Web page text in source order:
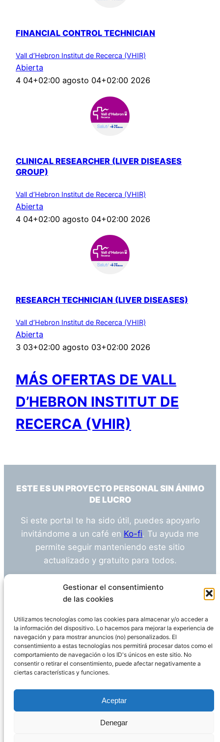
Gestionar el consentimiento
de las cookies
Utilizamos tecnologías como las cookies para almacenar y/o acceder a
la información del dispositivo. Lo hacemos para mejorar la experiencia de
navegación y para mostrar anuncios (no) personalizados. El
consentimiento a estas tecnologías nos permitirá procesar datos como el
comportamiento de navegación o los ID's únicos en este sitio. No
consentir o retirar el consentimiento, puede afectar negativamente a
ciertas características y funciones.
Aceptar
Denegar
FINANCIAL CONTROL TECHNICIAN
Vall d’Hebron Institut de Recerca (VHIR)
Abierta
4 04+02:00 agosto 04+02:00 2026
CLINICAL RESEARCHER (LIVER DISEASES
GROUP)
Vall d’Hebron Institut de Recerca (VHIR)
Abierta
4 04+02:00 agosto 04+02:00 2026
RESEARCH TECHNICIAN (LIVER DISEASES)
Vall d’Hebron Institut de Recerca (VHIR)
Abierta
3 03+02:00 agosto 03+02:00 2026
MÁS OFERTAS DE VALL
D’HEBRON INSTITUT DE
RECERCA (VHIR)
ESTE ES UN PROYECTO PERSONAL SIN ÁNIMO
DE LUCRO
Si este portal te ha sido útil, puedes apoyarlo
invitándome a un café en Ko-fi. Tu ayuda me
permite seguir manteniendo este sitio
actualizado y gratuito para todos.
¿Tienes alguna duda o sugerencia? Escríbeme
info@empleosanitarioinvestigacion.es
Descargo de Responsabilidad
Declaración de Privacidad Política de cookies
WordPress